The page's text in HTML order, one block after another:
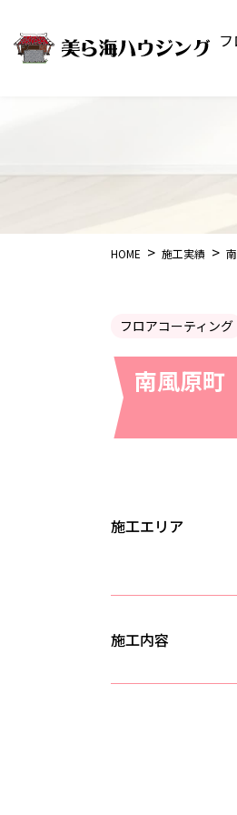
HOME 施工実績
フロアコーティング
南風原町
施工エリア
施工内容